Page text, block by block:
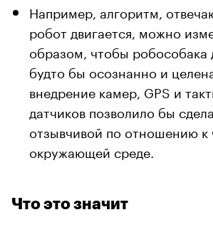
Например, алгоритм,
робот двигается, можно
образом, чтобы робособака
будто бы осознанно и
внедрение камер, GPS и
датчиков позволило бы
отзывчивой по отношению к
окружающей среде.
Что это значит